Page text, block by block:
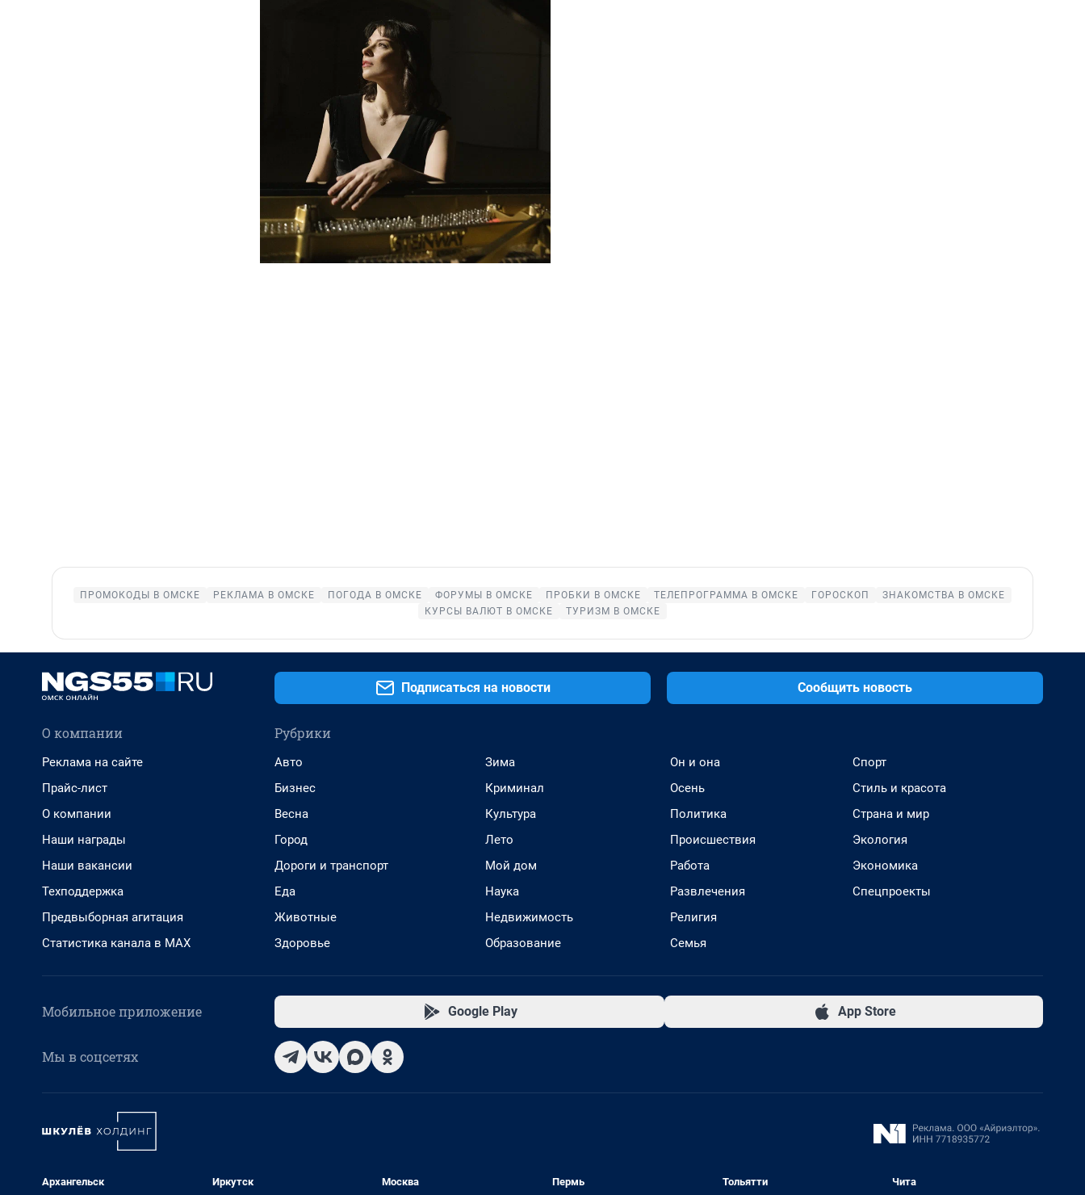
ПРОМОКОДЫ В ОМСКЕ РЕКЛАМА В ОМСКЕ ПОГОДА В ОМСКЕ ФОРУМЫ В ОМСКЕ ПРОБКИ В ОМСКЕ ТЕЛЕПРОГРАММА В ОМСКЕ ГОРОСКОП
ЗНАКОМСТВА В ОМСКЕ
КУРСЫ ВАЛЮТ В ОМСКЕ
ТУРИЗМ В ОМСКЕ
Подписаться на новости Сообщить новость
О компании
Реклама на сайте
Прайс-лист
О компании
Наши награды
Наши вакансии
Техподдержка
Предвыборная агитация
Статистика канала в MAX
Рубрики
Авто
Бизнес
Весна
Город
Дороги и транспорт
Еда
Животные
Здоровье
Зима
Криминал
Культура
Лето
Мой дом
Наука
Недвижимость
Образование
Он и она
Осень
Политика
Происшествия
Работа
Развлечения
Религия
Семья
Спорт
Стиль и красота
Страна и мир
Экология
Экономика
Спецпроекты
Мобильное приложение Google Play App Store
Мы в соцсетях
Архангельск Иркутск Москва Пермь Тольятти Чита